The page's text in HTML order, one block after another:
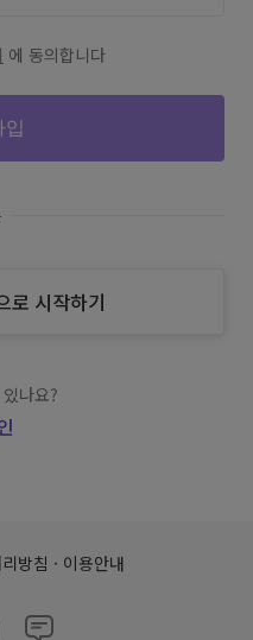
에 동의합니다
입
로 시작하기
나요?
방침 · 이용안내